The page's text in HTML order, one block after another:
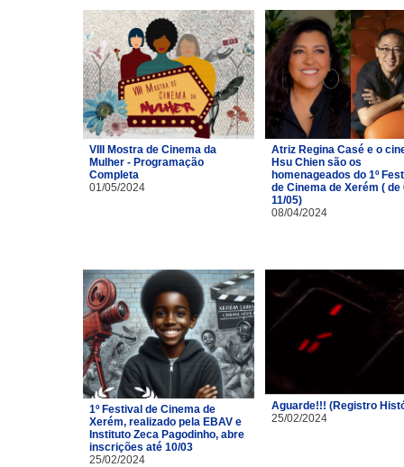
VIII Mostra de Cinema da
Mulher - Programação
Completa
01/05/2024
Atriz Regina Casé e o
Hsu Chien são os
homenageados do 1º
de Cinema de Xerém ( de
11/05)
08/04/2024
1º Festival de Cinema de
Xerém, realizado pela EBAV e
Instituto Zeca Pagodinho, abre
inscrições até 10/03
25/02/2024
Aguarde!!! (Registro
25/02/2024